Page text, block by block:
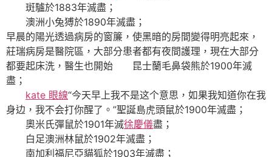
斑驢於1883年滅盡；
澳洲小兔猼於1890年滅盡；
早晨的陽光透過病房的窗簾，使黑暗的房間變得明亮起來，
莊瑞病房是醫院區，大部分患者都有夜間護理，現在大部分
都要起床洗，醫生也開始 昆士蘭毛鼻袋熊於1900年滅
盡；
kate 眼線“今天早上我不是这个意思，如果我知道你在我
身边，我不会打你醒了。”聖誕島虎頭鼠於1900年滅盡；
奧米氏彈鼠於1901年滅徐慶儀盡；
白足澳洲林鼠於1902年滅盡；
南加利福尼亞貓狐於1903年滅盡；